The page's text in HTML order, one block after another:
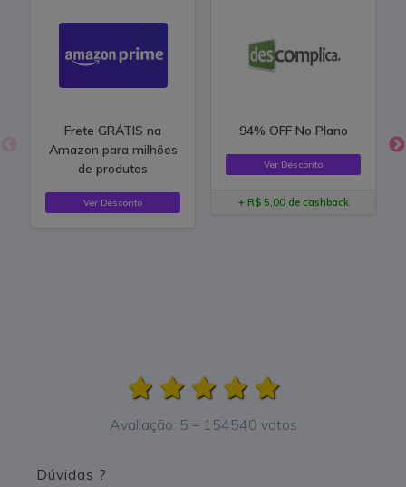
Frete GRÁTIS na
Amazon para milhões
de produtos
Ver Desconto
94% OFF No Plano
Ver Desconto
+ R$ 5,00 de cashback
Avaliação: 5 – 154540 votos
Dúvidas ?